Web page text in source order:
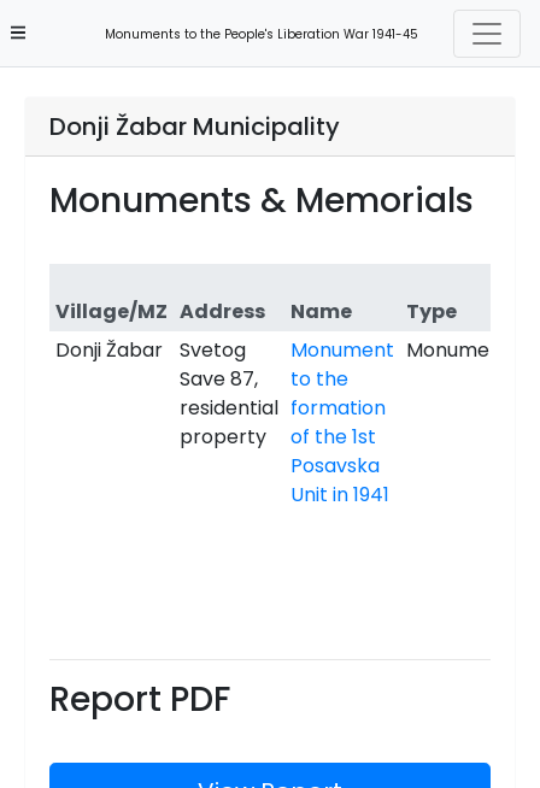
Monuments to the People's Liberation War 1941-45
Donji Žabar Municipality
Monuments & Memorials
Village/MZ Address Name Type
Donji Žabar
Svetog
Save 87,
residential
property
Monument
to the
formation
of the 1st
Posavska
Unit in 1941
Monument
Report PDF